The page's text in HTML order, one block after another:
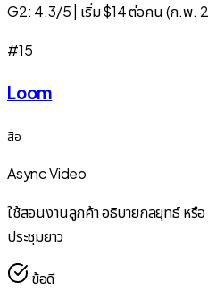
G2: 4.3/5 เริ่ม $14 ต่อคน (ก.พ.
#15
Loom
สื่อ
Async Video
ใช้สอนงานลูกค้า อธิบายกลยุทธ์ หรื
ประชุมยาว
ข้อดี